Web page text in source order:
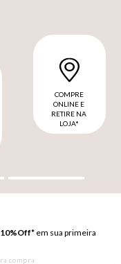
COMPRE
ONLINE E
RETIRE NA
LOJA*
10%Off* em sua primeira